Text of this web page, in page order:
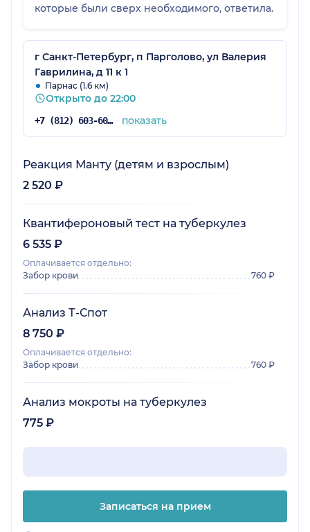
которые были сверх необходимого, ответила.
г Санкт-Петербург, п Парголово, ул Валерия
Гаврилина, д 11 к 1
Парнас (1.6 км)
Открыто до 22:00
+7 (812) 603-60-42 показать
Реакция Манту (детям и взрослым)
2 520 ₽
Квантифероновый тест на туберкулез
6 535 ₽
Оплачивается отдельно:
Забор крови
760 ₽
Анализ Т-Спот
8 750 ₽
Оплачивается отдельно:
Забор крови
760 ₽
Анализ мокроты на туберкулез
775 ₽
Записаться на прием